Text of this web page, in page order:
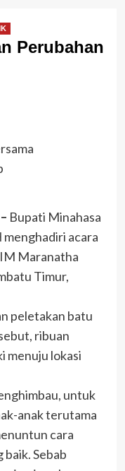
Perubahan
Bupati Minahasa
menghadiri acara
Maranatha
Timur,
peletakan batu
ribuan
menuju lokasi
untuk
anak terutama
cara
baik. Sebab